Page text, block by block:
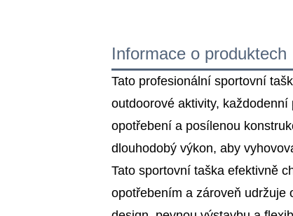
Informace o produktech
Tato profesionální sportovní
outdoorové aktivity,
opotřebení a posílenou
dlouhodobý výkon, aby
Tato sportovní taška efektivně
opotřebením a zároveň udržuje